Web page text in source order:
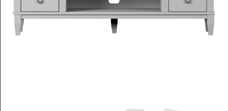
Belysning
Utemöbler